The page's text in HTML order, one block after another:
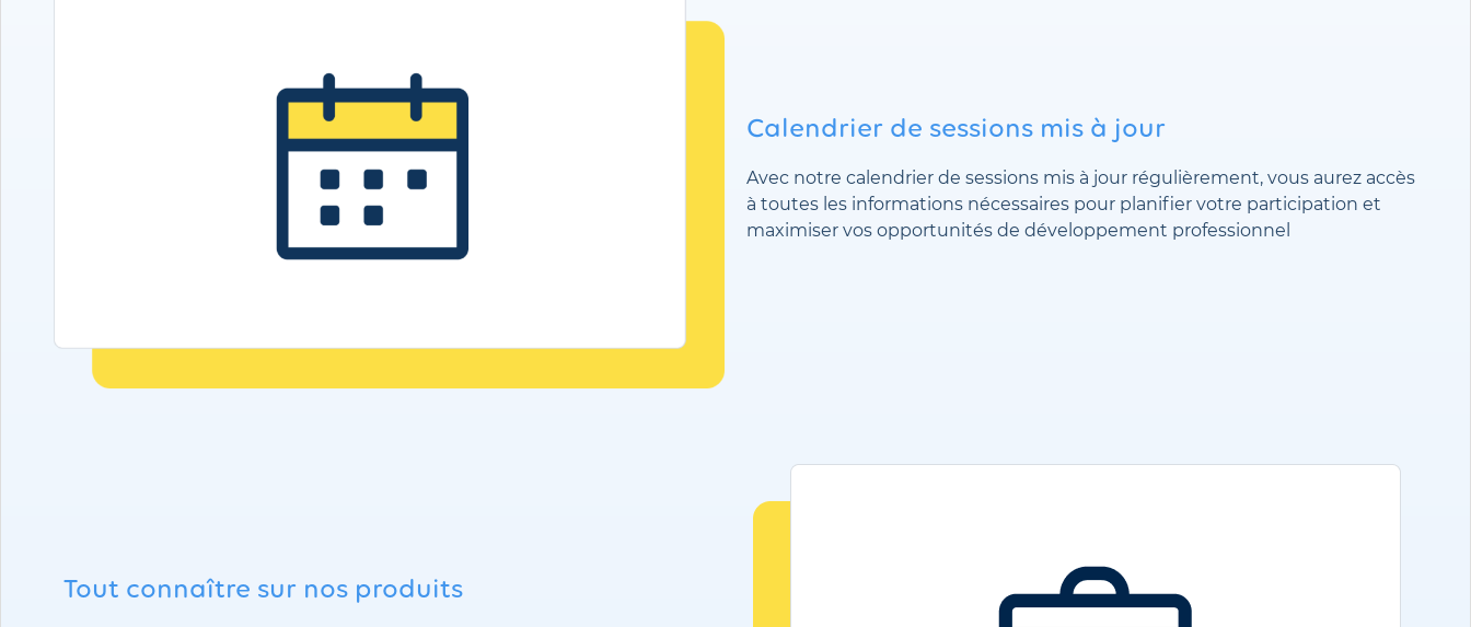
Calendrier de sessions mis à jour
Avec notre calendrier de sessions mis à jour régulièrement, vous aurez accès
à toutes les informations nécessaires pour planifier votre participation et
maximiser vos opportunités de développement professionnel
Tout connaître sur nos produits